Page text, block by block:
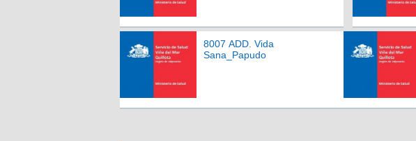
8007 ADD. Vida
Sana_Papudo